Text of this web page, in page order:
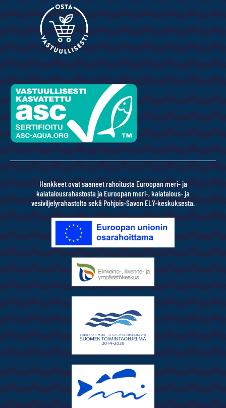
Hankkeet ovat saaneet rahoitusta Euroopan meri- ja
kalatalousrahastosta ja Euroopan meri-, kalatalous- ja
vesiviljelyrahastolta sekä Pohjois-Savon ELY-keskuksesta.